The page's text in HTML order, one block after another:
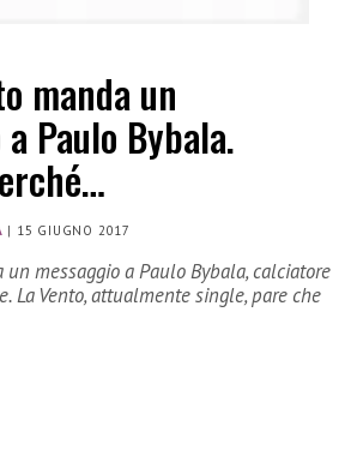
manda un
Paulo Bybala.
| 15 GIUGNO 2017
messaggio a Paulo Bybala, calciatore
La Vento, attualmente single, pare che